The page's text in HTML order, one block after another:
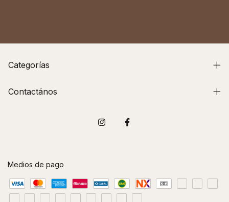
Categorías
Contactános
Medios de pago